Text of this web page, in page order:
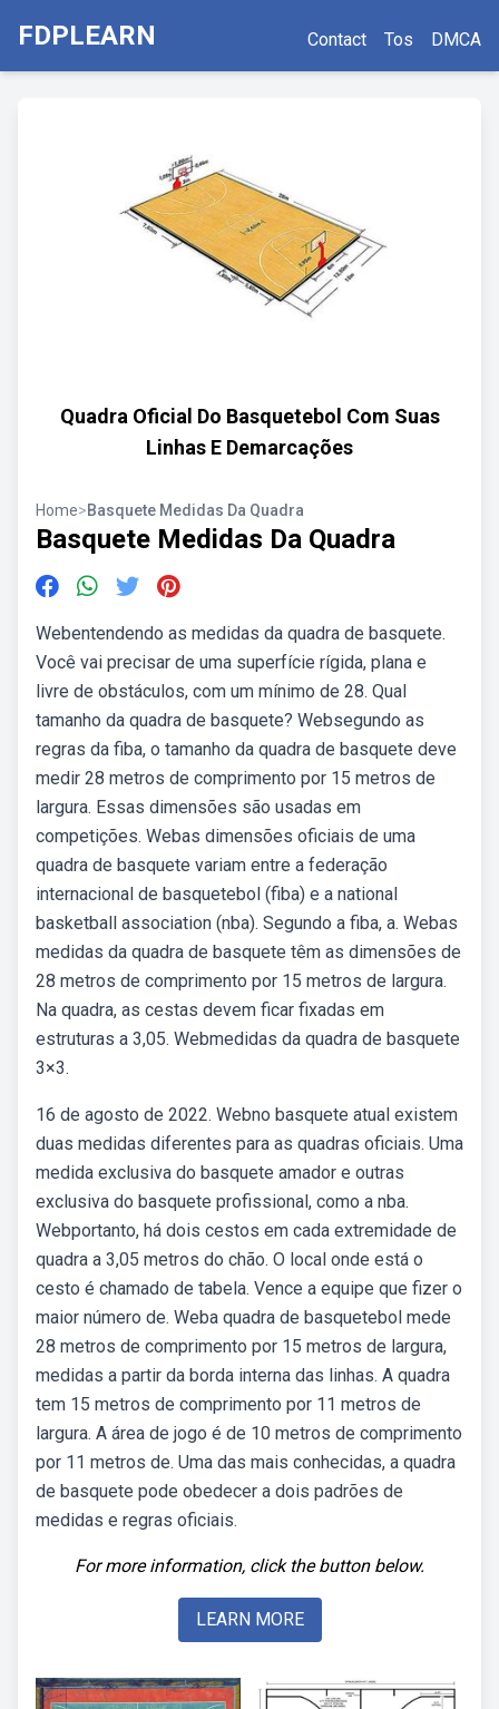
FDPLEARN Contact Tos DMCA
Quadra Oficial Do Basquetebol Com Suas
Linhas E Demarcações
Home>Basquete Medidas Da Quadra
Basquete Medidas Da Quadra
Webentendendo as medidas da quadra de basquete.
Você vai precisar de uma superfície rígida, plana e
livre de obstáculos, com um mínimo de 28. Qual
tamanho da quadra de basquete? Websegundo as
regras da fiba, o tamanho da quadra de basquete deve
medir 28 metros de comprimento por 15 metros de
largura. Essas dimensões são usadas em
competições. Webas dimensões oficiais de uma
quadra de basquete variam entre a federação
internacional de basquetebol (fiba) e a national
basketball association (nba). Segundo a fiba, a. Webas
medidas da quadra de basquete têm as dimensões de
28 metros de comprimento por 15 metros de largura.
Na quadra, as cestas devem ficar fixadas em
estruturas a 3,05. Webmedidas da quadra de basquete
3×3.
16 de agosto de 2022. Webno basquete atual existem
duas medidas diferentes para as quadras oficiais. Uma
medida exclusiva do basquete amador e outras
exclusiva do basquete profissional, como a nba.
Webportanto, há dois cestos em cada extremidade de
quadra a 3,05 metros do chão. O local onde está o
cesto é chamado de tabela. Vence a equipe que fizer o
maior número de. Weba quadra de basquetebol mede
28 metros de comprimento por 15 metros de largura,
medidas a partir da borda interna das linhas. A quadra
tem 15 metros de comprimento por 11 metros de
largura. A área de jogo é de 10 metros de comprimento
por 11 metros de. Uma das mais conhecidas, a quadra
de basquete pode obedecer a dois padrões de
medidas e regras oficiais.
For more information, click the button below.
LEARN MORE